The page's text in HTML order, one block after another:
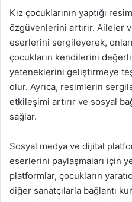
Kız çocuklarının yaptığı
özgüvenlerini artırır. Aileler
eserlerini sergileyerek,
çocukların kendilerini
yeteneklerini geliştirmeye
olur. Ayrıca, resimlerin
etkileşimi artırır ve sosyal
sağlar.
Sosyal medya ve dijital
eserlerini paylaşmaları için
platformlar, çocukların
diğer sanatçılarla bağlantı